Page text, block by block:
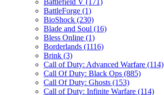
BattleForge (1)
BioShock (230)
Blade and Soul (16)
Bless Online (1)
Borderlands (1116)
Brink (3)
Call of Duty: Advanced Warfare (114)
Call Of Duty: Black Ops (885)
Call Of Duty: Ghosts (153)
Call of Duty: Infinite Warfare (114)